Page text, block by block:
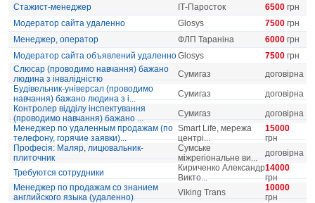
Стажист-менеджер
ІТ-Паросток 6500 грн
Модератор сайта удаленно
Glosys 7500 грн
Менеджер, оператор
ФЛП Тараніна 6000 грн
Модератор сайта объявлений удаленноGlosys 7500 грн
Слюсар (проводимо навчання) бажано
людина з інвалідністю
Сумигаз
договірна
Будівельник-універсал (проводимо
навчання) бажано людина з і...
Сумигаз
договірна
Контролер відділу інспектування
(проводимо навчання) бажано ...
Сумигаз
договірна
Менеджер по удаленным продажам (по
телефону, горячие заявки)...
Smart Life, мережа
центрі...
15000
грн
Професія: Маляр, лицювальник-
плиточник
Сумське
міжрегіональне ви...
договірна
Требуются сотрудники
Кириченко Александр
Викто...
14000
грн
Менеджер по продажам со знанием
английского языка (удаленно)
Viking Trans
10000
грн